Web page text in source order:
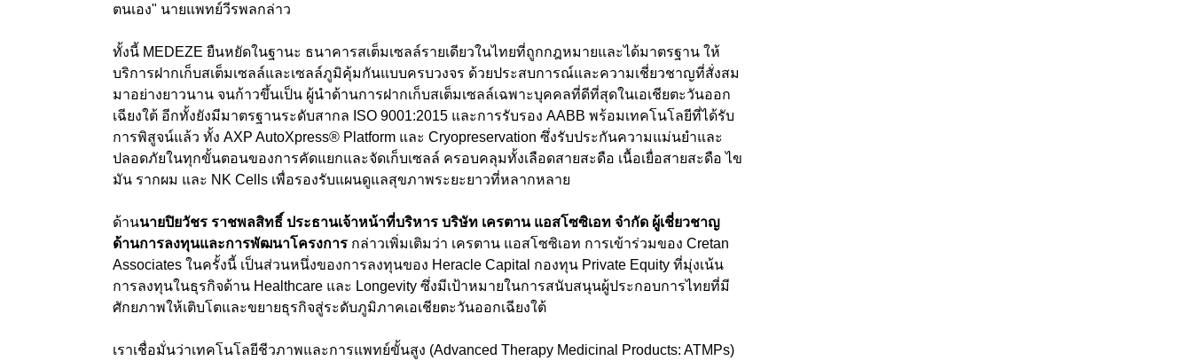
ตนเอง" นายแพทย์วีรพลกล่าว
ทั้งนี้ MEDEZE ยืนหยัดในฐานะ ธนาคารสเต็มเซลล์รายเดียวในไทยที่ถูกกฎหมายและได้มาตรฐาน ให้
บริการฝากเก็บสเต็มเซลล์และเซลล์ภูมิคุ้มกันแบบครบวงจร ด้วยประสบการณ์และความเชี่ยวชาญที่สั่งสม
มาอย่างยาวนาน จนก้าวขึ้นเป็น ผู้นำด้านการฝากเก็บสเต็มเซลล์เฉพาะบุคคลที่ดีที่สุดในเอเชียตะวันออก
เฉียงใต้ อีกทั้งยังมีมาตรฐานระดับสากล ISO 9001:2015 และการรับรอง AABB พร้อมเทคโนโลยีที่ได้รับ
การพิสูจน์แล้ว ทั้ง AXP AutoXpress® Platform และ Cryopreservation ซึ่งรับประกันความแม่นยำและ
ปลอดภัยในทุกขั้นตอนของการคัดแยกและจัดเก็บเซลล์ ครอบคลุมทั้งเลือดสายสะดือ เนื้อเยื่อสายสะดือ ไข
มัน รากผม และ NK Cells เพื่อรองรับแผนดูแลสุขภาพระยะยาวที่หลากหลาย
ด้านนายปิยวัชร ราชพลสิทธิ์ ประธานเจ้าหน้าที่บริหาร บริษัท เครตาน แอสโซซิเอท จำกัด ผู้เชี่ยวชาญ
ด้านการลงทุนและการพัฒนาโครงการ กล่าวเพิ่มเติมว่า เครตาน แอสโซซิเอท การเข้าร่วมของ Cretan
Associates ในครั้งนี้ เป็นส่วนหนึ่งของการลงทุนของ Heracle Capital กองทุน Private Equity ที่มุ่งเน้น
การลงทุนในธุรกิจด้าน Healthcare และ Longevity ซึ่งมีเป้าหมายในการสนับสนุนผู้ประกอบการไทยที่มี
ศักยภาพให้เติบโตและขยายธุรกิจสู่ระดับภูมิภาคเอเชียตะวันออกเฉียงใต้
เราเชื่อมั่นว่าเทคโนโลยีชีวภาพและการแพทย์ขั้นสูง (Advanced Therapy Medicinal Products: ATMPs)